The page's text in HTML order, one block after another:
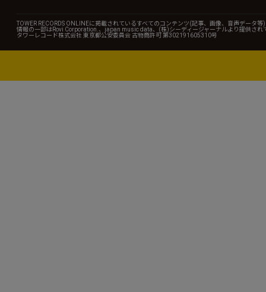
TOWER RECORDS ONLINEに掲載されているすべてのコンテンツ(記事、画像、音声データ
情報の一部はRovi Corporation.、japan music data、(株)シーディージャーナルより提供され
タワーレコード株式会社 東京都公安委員会 古物商許可 第302191605310号